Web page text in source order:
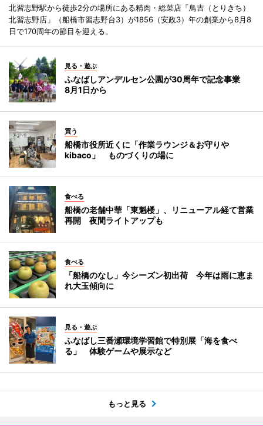
北習志野駅から徒歩2分の場所にある精肉・総菜店「鳥吉（とりきち）
北習志野店」（船橋市習志野台3）が1856（安政3）年の創業から8月8
日で170周年の節目を迎える。
見る・遊ぶ
ふなばしアンデルセン公園が30周年で記念事業
8月1日から
買う
船橋市役所近くに「作業ラウンジ＆お守りや
kibaco」 ものづくりの場に
食べる
船橋の老舗中華「東魁楼」、リニューアル経て営業
再開 夜間ライトアップも
食べる
「船橋のなし」今シーズン初出荷 今年は雨に恵ま
れ大玉傾向に
見る・遊ぶ
ふなばし三番瀬環境学習館で特別展「海を食べ
る」 体験ゲームや展示など
もっと見る